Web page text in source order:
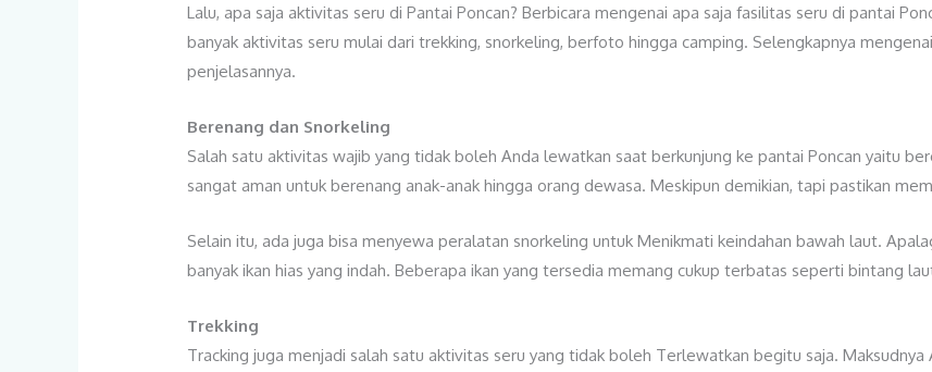
Lalu, apa saja aktivitas seru di Pantai Poncan? Berbicara mengenai apa saja fasilitas seru di pantai
banyak aktivitas seru mulai dari trekking, snorkeling, berfoto hingga camping. Selengkapnya
penjelasannya.
Berenang dan Snorkeling
Salah satu aktivitas wajib yang tidak boleh Anda lewatkan saat berkunjung ke pantai Poncan yaitu
sangat aman untuk berenang anak-anak hingga orang dewasa. Meskipun demikian, tapi pastikan
Selain itu, ada juga bisa menyewa peralatan snorkeling untuk Menikmati keindahan bawah laut.
banyak ikan hias yang indah. Beberapa ikan yang tersedia memang cukup terbatas seperti bintang
Trekking
Tracking juga menjadi salah satu aktivitas seru yang tidak boleh Terlewatkan begitu saja.